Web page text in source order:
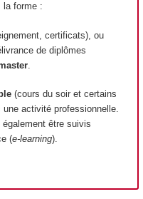
la forme :
certificats), ou
de diplômes
.
(cours du soir et certains
activité professionnelle.
être suivis
(e-learning).